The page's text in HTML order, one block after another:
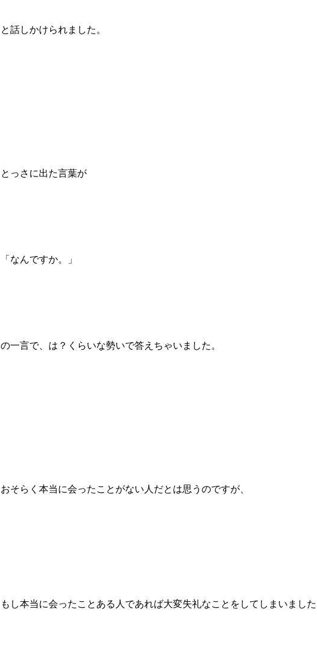
と話しかけられました。
とっさに出た言葉が
「なんですか。」
の一言で、は？くらいな勢いで答えちゃいました。
おそらく本当に会ったことがない人だとは思うのですが、
もし本当に会ったことある人であれば大変失礼なことをしてしまいまし